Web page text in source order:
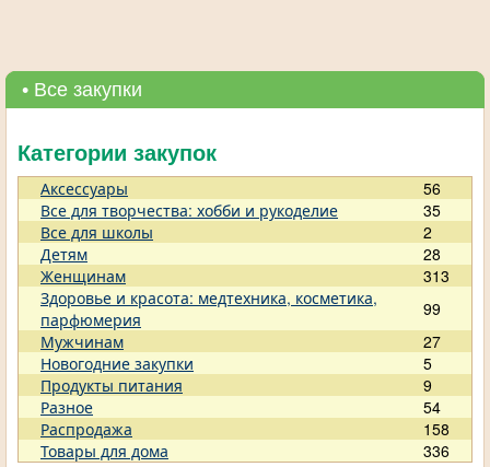
• Все закупки
Категории закупок
Аксессуары
56
Все для творчества: хобби и рукоделие
35
Все для школы
2
Детям
28
Женщинам
313
Здоровье и красота: медтехника, косметика,
парфюмерия
99
Мужчинам
27
Новогодние закупки
5
Продукты питания
9
Разное
54
Распродажа
158
Товары для дома
336